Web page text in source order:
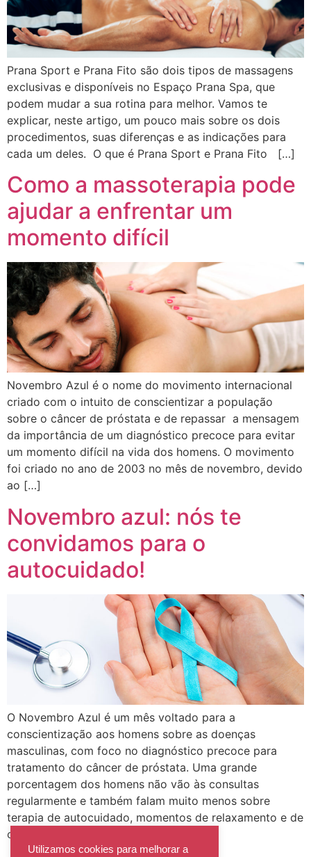
Prana Sport e Prana Fito são dois tipos de massagens
exclusivas e disponíveis no Espaço Prana Spa, que
podem mudar a sua rotina para melhor. Vamos te
explicar, neste artigo, um pouco mais sobre os dois
procedimentos, suas diferenças e as indicações para
cada um deles. O que é Prana Sport e Prana Fito […]
Como a massoterapia pode
ajudar a enfrentar um
momento difícil
Novembro Azul é o nome do movimento internacional
criado com o intuito de conscientizar a população
sobre o câncer de próstata e de repassar a mensagem
da importância de um diagnóstico precoce para evitar
um momento difícil na vida dos homens. O movimento
foi criado no ano de 2003 no mês de novembro, devido
ao […]
Novembro azul: nós te
convidamos para o
autocuidado!
O Novembro Azul é um mês voltado para a
conscientização aos homens sobre as doenças
masculinas, com foco no diagnóstico precoce para
tratamento do câncer de próstata. Uma grande
porcentagem dos homens não vão às consultas
regularmente e também falam muito menos sobre
terapia de autocuidado, momentos de relaxamento e de
conexão pessoal. O câncer […]
Utilizamos cookies para melhorar a